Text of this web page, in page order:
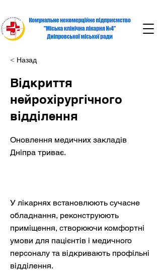
< Назад
Відкриття
нейрохірургічного
відділення
Оновлення медичних закладів
Дніпра триває.
У лікарнях встановлюють сучасне
обладнання, реконструюють
приміщення, створюючи комфортні
умови для пацієнтів і медичного
персоналу та відкривають профільні
відділення.